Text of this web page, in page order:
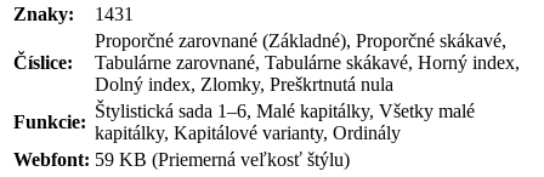
Znaky:
1431
Číslice:
Proporčné zarovnané (Základné), Proporčné skákavé,
Tabulárne zarovnané, Tabulárne skákavé, Horný index,
Dolný index, Zlomky, Preškrtnutá nula
Funkcie:
Štylistická sada 1–6, Malé kapitálky, Všetky malé
kapitálky, Kapitálové varianty, Ordinály
Webfont: 59 KB (Priemerná veľkosť štýlu)